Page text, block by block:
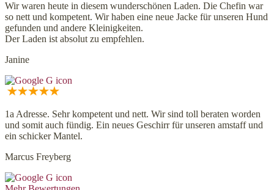
Wir waren heute in diesem wunderschönen Laden. Die Chefin war
so nett und kompetent. Wir haben eine neue Jacke für unseren Hund
gefunden und andere Kleinigkeiten.
Der Laden ist absolut zu empfehlen.
Janine
1a Adresse. Sehr kompetent und nett. Wir sind toll beraten worden
und somit auch fündig. Ein neues Geschirr für unseren amstaff und
ein schicker Mantel.
Marcus Freyberg